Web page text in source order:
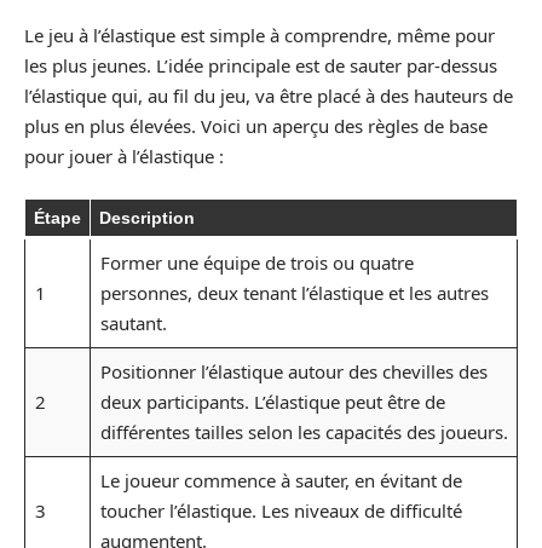
Le jeu à l’élastique est simple à comprendre, même pour
les plus jeunes. L’idée principale est de sauter par-dessus
l’élastique qui, au fil du jeu, va être placé à des hauteurs de
plus en plus élevées. Voici un aperçu des règles de base
pour jouer à l’élastique :
Étape Description
1
Former une équipe de trois ou quatre
personnes, deux tenant l’élastique et les autres
sautant.
2
Positionner l’élastique autour des chevilles des
deux participants. L’élastique peut être de
différentes tailles selon les capacités des joueurs.
3
Le joueur commence à sauter, en évitant de
toucher l’élastique. Les niveaux de difficulté
augmentent.